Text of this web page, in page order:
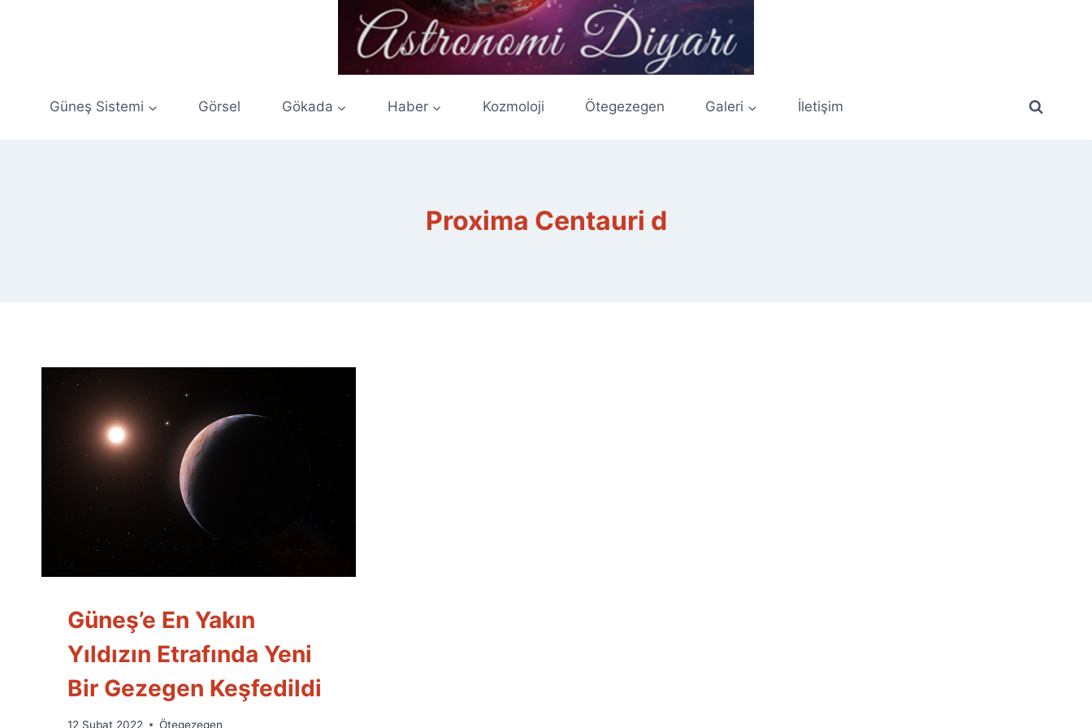
Güneş Sistemi Görsel Gökada Haber Kozmoloji Ötegezegen Galeri İletişim
Proxima Centauri d
Güneş’e En Yakın
Yıldızın Etrafında Yeni
Bir Gezegen Keşfedildi
By
12 Şubat 2022 Ötegezegen